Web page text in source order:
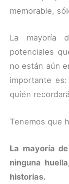
memorable,
La mayoría
potenciales
no están aún
importante
quién
Tenemos que
La mayoría
ninguna
historias.